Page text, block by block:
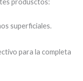
produsctos:
superficiales.
para la completa